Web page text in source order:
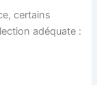
certains
adéquate :